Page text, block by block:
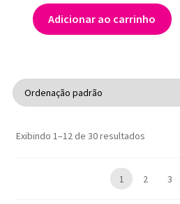
Adicionar ao carrinho
Exibindo 1–12 de 30 resultados
1 2 3